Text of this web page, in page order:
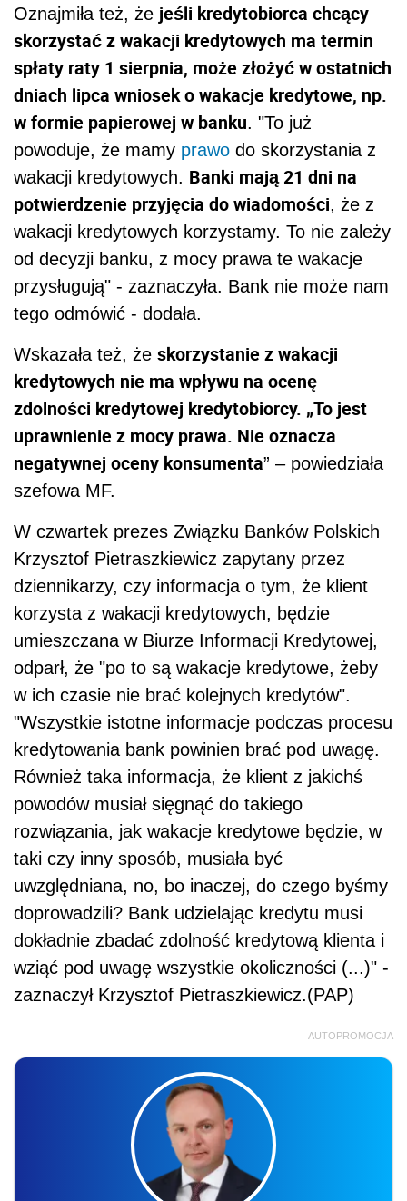
Oznajmiła też, że jeśli kredytobiorca chcący
skorzystać z wakacji kredytowych ma termin
spłaty raty 1 sierpnia, może złożyć w ostatnich
dniach lipca wniosek o wakacje kredytowe, np.
w formie papierowej w banku. "To już
powoduje, że mamy prawo do skorzystania z
wakacji kredytowych. Banki mają 21 dni na
potwierdzenie przyjęcia do wiadomości, że z
wakacji kredytowych korzystamy. To nie zależy
od decyzji banku, z mocy prawa te wakacje
przysługują" - zaznaczyła. Bank nie może nam
tego odmówić - dodała.
Wskazała też, że skorzystanie z wakacji
kredytowych nie ma wpływu na ocenę
zdolności kredytowej kredytobiorcy. „To jest
uprawnienie z mocy prawa. Nie oznacza
negatywnej oceny konsumenta” – powiedziała
szefowa MF.
W czwartek prezes Związku Banków Polskich
Krzysztof Pietraszkiewicz zapytany przez
dziennikarzy, czy informacja o tym, że klient
korzysta z wakacji kredytowych, będzie
umieszczana w Biurze Informacji Kredytowej,
odparł, że "po to są wakacje kredytowe, żeby
w ich czasie nie brać kolejnych kredytów".
"Wszystkie istotne informacje podczas procesu
kredytowania bank powinien brać pod uwagę.
Również taka informacja, że klient z jakichś
powodów musiał sięgnąć do takiego
rozwiązania, jak wakacje kredytowe będzie, w
taki czy inny sposób, musiała być
uwzględniana, no, bo inaczej, do czego byśmy
doprowadzili? Bank udzielając kredytu musi
dokładnie zbadać zdolność kredytową klienta i
wziąć pod uwagę wszystkie okoliczności (...)" -
zaznaczył Krzysztof Pietraszkiewicz.(PAP)
AUTOPROMOCJA